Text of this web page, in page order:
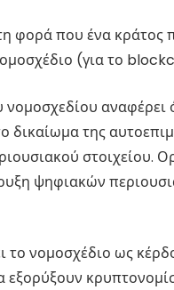
φορά που ένα
(για το
δικαίωμα της
στοιχείου.
ψηφιακών
το νομοσχέδιο ως
εξορύξουν